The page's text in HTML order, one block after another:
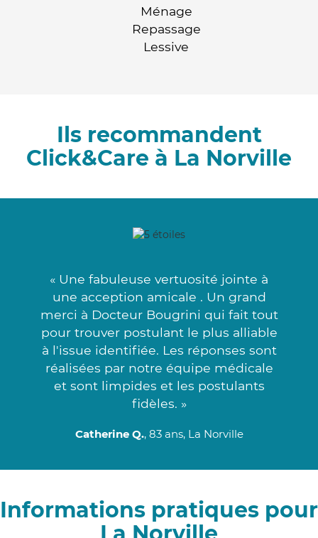
Ménage
Repassage
Lessive
Ils recommandent
Click&Care à La Norville
« Une fabuleuse vertuosité jointe à
une acception amicale . Un grand
merci à Docteur Bougrini qui fait tout
pour trouver postulant le plus alliable
à l'issue identifiée. Les réponses sont
réalisées par notre équipe médicale
et sont limpides et les postulants
fidèles. »
Catherine Q., 83 ans, La Norville
Informations pratiques pour